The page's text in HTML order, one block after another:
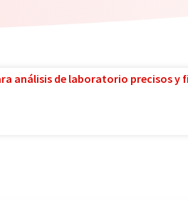
análisis de laboratorio precisos y